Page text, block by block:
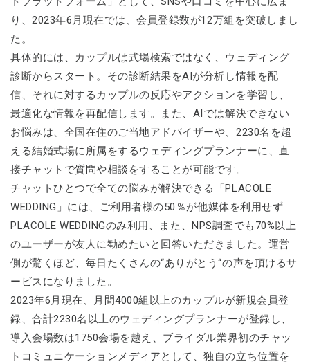
り、2023年6月現在では、会員登録数が12万組を突破しまし
た。
具体的には、カップルは式場検索ではなく、ウェディング
診断からスタート。その診断結果をAIが分析し情報を配
信、それに対するカップルの反応やアクションを学習し、
最適化な情報を再配信します。また、AIでは解決できない
お悩みは、全国在住のご当地アドバイザーや、2230名を超
える結婚式場に所属をするウェディングプランナーに、直
接チャットで質問や相談をすることが可能です。
チャットひとつで全ての悩みが解決できる「PLACOLE
WEDDING」には、ご利用者様の50％が他媒体を利用せず
PLACOLE WEDDINGのみ利用、また、NPS調査でも70%以上
のユーザーが友人に勧めたいと回答いただきました。運営
側が驚くほど、毎日たくさんの“ありがとう“の声を頂けるサ
ービスになりました。
2023年6月現在、月間4000組以上のカップルが新規会員登
録、合計2230名以上のウェディングプランナーが登録し、
導入会場数は1750会場を越え、ブライダル業界初のチャッ
トコミュニケーションメディアとして、独自の立ち位置を